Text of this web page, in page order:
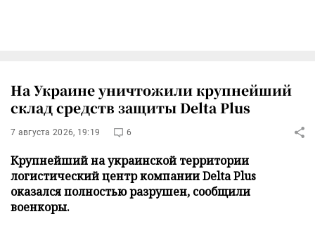
На Украине уничтожили крупнейший
склад средств защиты Delta Plus
7 августа 2026, 19:19 6
Крупнейший на украинской территории
логистический центр компании Delta Plus
оказался полностью разрушен, сообщили
военкоры.